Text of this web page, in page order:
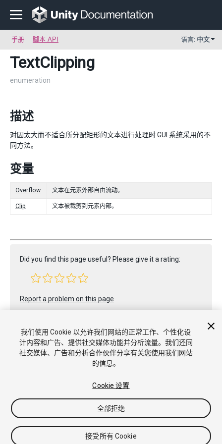
手册 脚本 API 语言: 中文
TextClipping
enumeration
描述
对因太大而不适合所分配矩形的文本进行处理时 GUI 系统采用的不
同方法。
变量
Overflow 文本在元素外部自由流动。
Clip 文本被裁剪到元素内部。
Did you find this page useful? Please give it a rating:
Report a problem on this page
论坛 Asset Store
我们使用 Cookie 以允许我们网站的正常工作、个性化设
计内容和广告、提供社交媒体功能并分析流量。我们还同
社交媒体、广告和分析合作伙伴分享有关您使用我们网站
的信息。
Cookie 设置
全部拒绝
接受所有 Cookie